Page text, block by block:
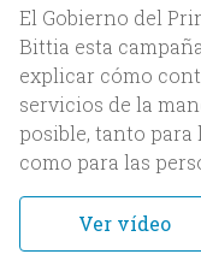
El Gobierno del
Bittia esta
explicar cómo
servicios de la
posible, tanto para
como para las
Ver vídeo